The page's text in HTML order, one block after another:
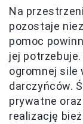
Na
pozostaje
pomoc
jej
ogromnej sile
darczyńców.
prywatne
realizację